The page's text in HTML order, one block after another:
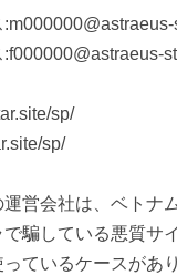
sp/
sp/
営会社は、ベトナ
騙している悪質サ
ているケースがあ